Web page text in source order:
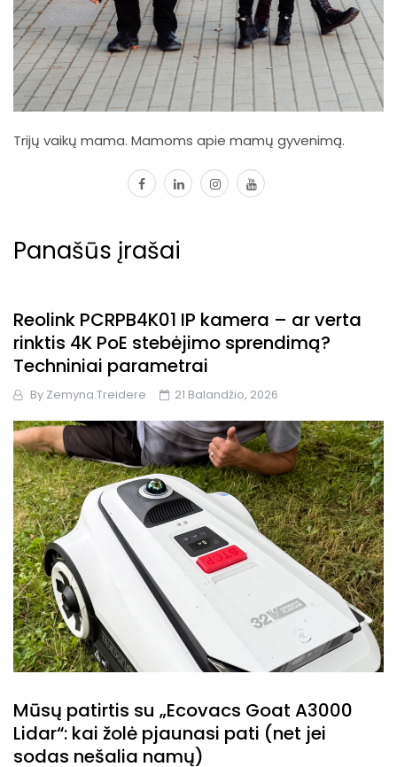
Trijų vaikų mama. Mamoms apie mamų gyvenimą.
facebook
linkedininstagram
youtube
Panašūs įrašai
Reolink PCRPB4K01 IP kamera – ar verta
rinktis 4K PoE stebėjimo sprendimą?
Techniniai parametrai
By Zemyna.treidere 21 Balandžio, 2026
Mūsų patirtis su „Ecovacs Goat A3000
Lidar“: kai žolė pjaunasi pati (net jei
sodas nešalia namų)